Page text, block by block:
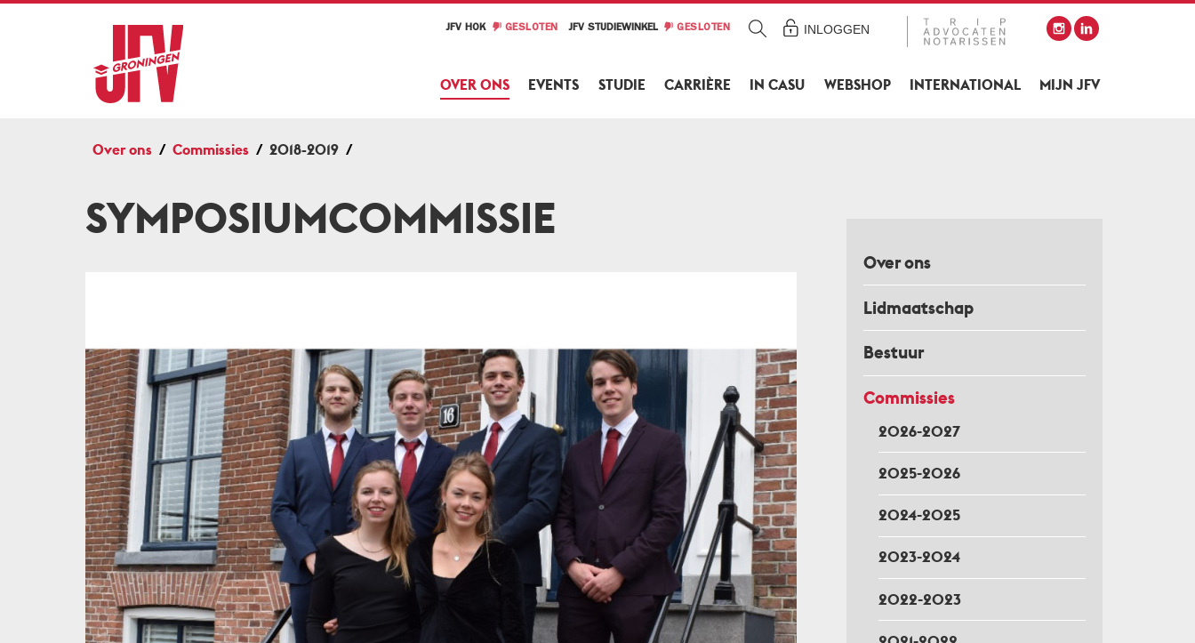
OVER ONS EVENTS STUDIE CARRIÈRE IN CASU WEBSHOP INTERNATIONAL MIJN JFV
JFV HOK GESLOTEN JFV STUDIEWINKEL GESLOTEN INLOGGEN
Over ons Commissies 2018-2019
Over ons
Lidmaatschap
Bestuur
Commissies
2026-2027
2025-2026
2024-2025
2023-2024
2022-2023
SYMPOSIUMCOMMISSIE